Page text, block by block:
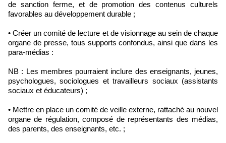
de sanction ferme, et de promotion des contenus culturels
favorables au développement durable ;
• Créer un comité de lecture et de visionnage au sein de chaque
organe de presse, tous supports confondus, ainsi que dans les
para-médias :
NB : Les membres pourraient inclure des enseignants, jeunes,
psychologues, sociologues et travailleurs sociaux (assistants
sociaux et éducateurs) ;
• Mettre en place un comité de veille externe, rattaché au nouvel
organe de régulation, composé de représentants des médias,
des parents, des enseignants, etc. ;